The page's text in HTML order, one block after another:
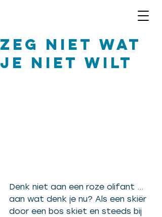
Zeg niet wat
je niet wilt
Denk niet aan een roze olifant …
aan wat denk je nu? Als een skiër
door een bos skiet en steeds bij